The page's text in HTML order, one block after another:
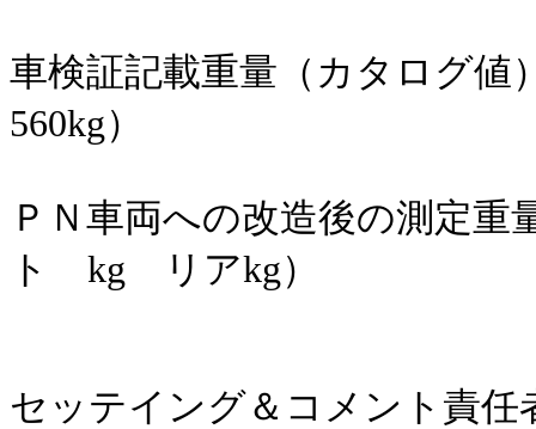
車検証記載重量（カタログ
560kg）
ＰＮ車両への改造後の測定重
ト kg リアkg）
セッテイング＆コメント責